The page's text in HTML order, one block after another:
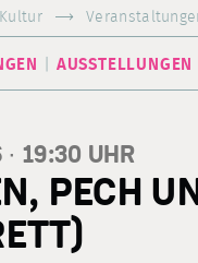
Kultur
AUSSTELLUNGEN
19:30 UHR
PECH